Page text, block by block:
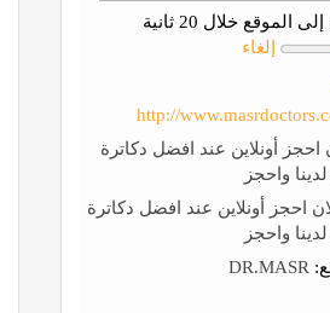
خلال 20 ثانية
إلغاء
http://
احجز أونلاين عند افضل دكاترة
واحجز
احجز أونلاين عند افضل دكاترة
واحجز